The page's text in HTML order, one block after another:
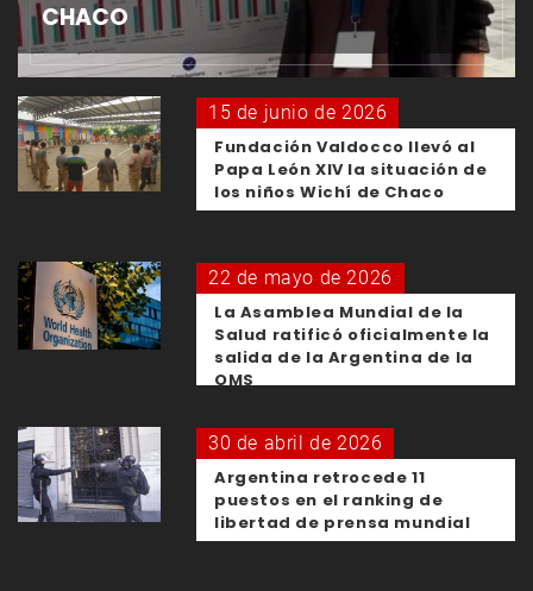
CHACO
15 de junio de 2026
Fundación Valdocco llevó al
Papa León XIV la situación de
los niños Wichí de Chaco
22 de mayo de 2026
La Asamblea Mundial de la
Salud ratificó oficialmente la
salida de la Argentina de la
OMS
30 de abril de 2026
Argentina retrocede 11
puestos en el ranking de
libertad de prensa mundial